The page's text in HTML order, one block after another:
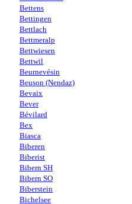
Bettens
Bettingen
Bettlach
Bettmeralp
Bettwiesen
Bettwil
Beurnevésin
Beuson (Nendaz)
Bevaix
Bever
Bévilard
Bex
Biasca
Biberen
Biberist
Bibern SH
Bibern SO
Biberstein
Bichelsee